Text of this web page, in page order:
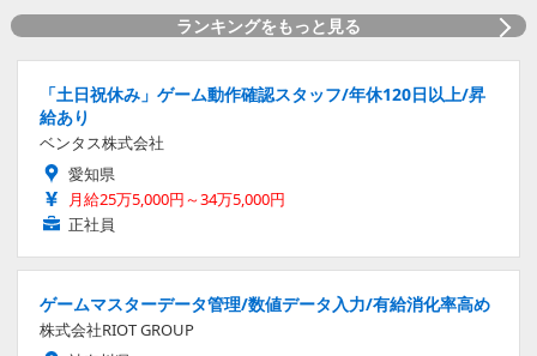
ランキングをもっと見る
「土日祝休み」ゲーム動作確認スタッフ/年休120日以上/昇
給あり
ベンタス株式会社
愛知県
月給25万5,000円～34万5,000円
正社員
ゲームマスターデータ管理/数値データ入力/有給消化率高め
株式会社RIOT GROUP